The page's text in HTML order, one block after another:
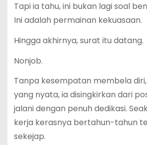
Tapi ia tahu, ini bukan lagi soal
Ini adalah permainan kekuasaan.
Hingga akhirnya, surat itu datang.
Nonjob.
Tanpa kesempatan membela
yang nyata, ia disingkirkan dari
jalani dengan penuh dedikasi.
kerja kerasnya bertahun-tahun
sekejap.